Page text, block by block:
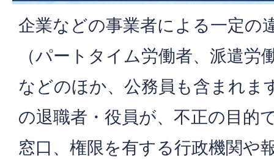
企業などの事業者による一定の
（パートタイム労働者、派遣労
などのほか、公務員も含まれま
の退職者・役員が、不正の目的
窓口、権限を有する行政機関や